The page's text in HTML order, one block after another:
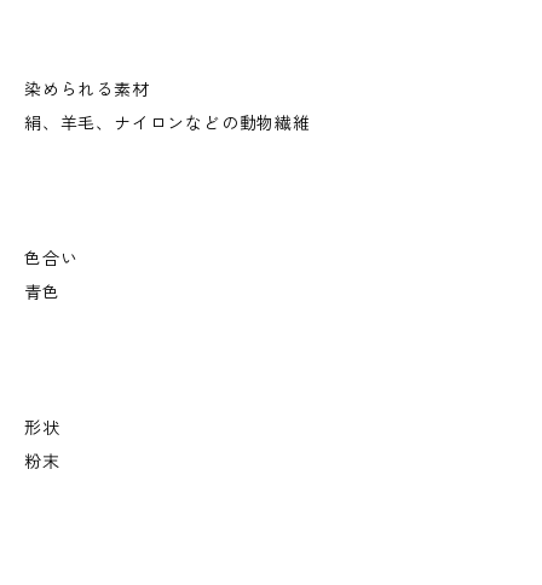
染められる素材
絹、羊毛、ナイロンなどの動物繊維
色合い
青色
形状
粉末